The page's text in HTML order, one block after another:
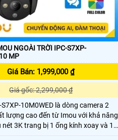
NGOÀI TRỜI IPC-S7XP-
MP
Giá Bán: 1,999,000 ₫
Giá gốc: 2,299,000 ₫
10M0WED là dòng camera 2
lượng cao đến từ Imou với khả năng
nét 3K trang bị 1 ống kính xoay và 1
còn đem đến